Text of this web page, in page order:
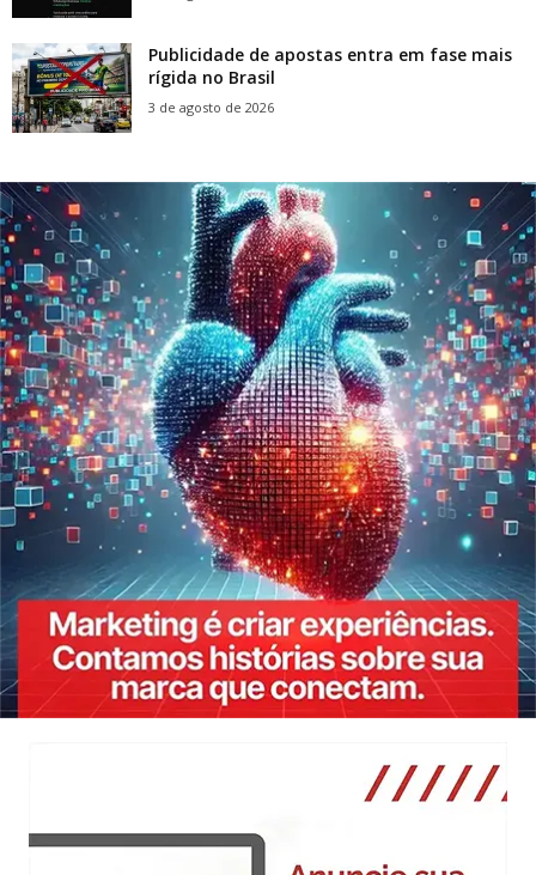
Publicidade de apostas entra em fase mais
rígida no Brasil
3 de agosto de 2026